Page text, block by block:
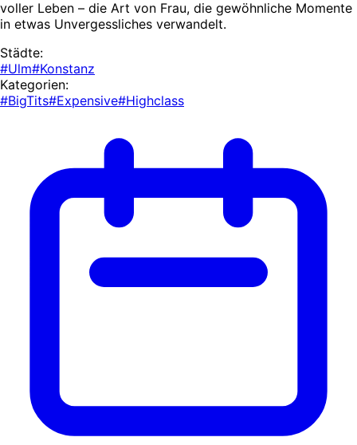
voller Leben – die Art von Frau, die gewöhnliche Momente
in etwas Unvergessliches verwandelt.
Städte:
#Ulm#Konstanz
Kategorien:
#BigTits#Expensive#Highclass